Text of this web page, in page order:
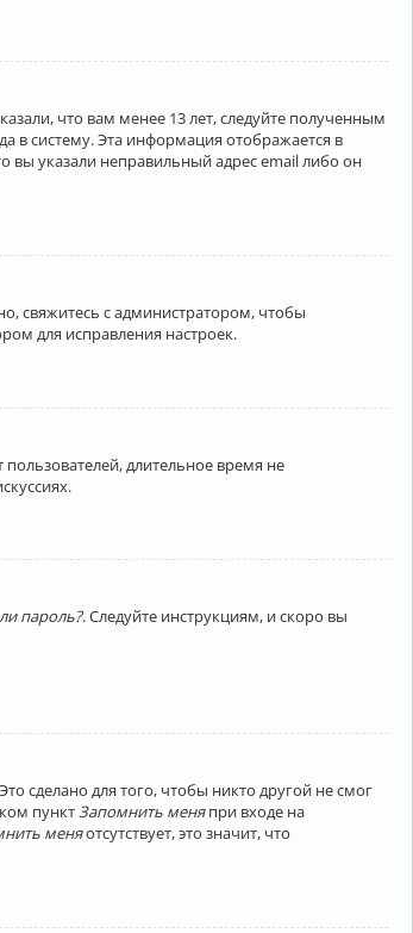
что вам менее 13 лет, следуйте полученным
в систему. Эта информация отображается в
вы указали неправильный адрес email либо он
свяжитесь с администратором, чтобы
для исправления настроек.
длительное время не
пароль?. Следуйте инструкциям, и скоро вы
сделано для того, чтобы никто другой не смог
пункт Запомнить меняпри входе на
меняотсутствует, это значит, что